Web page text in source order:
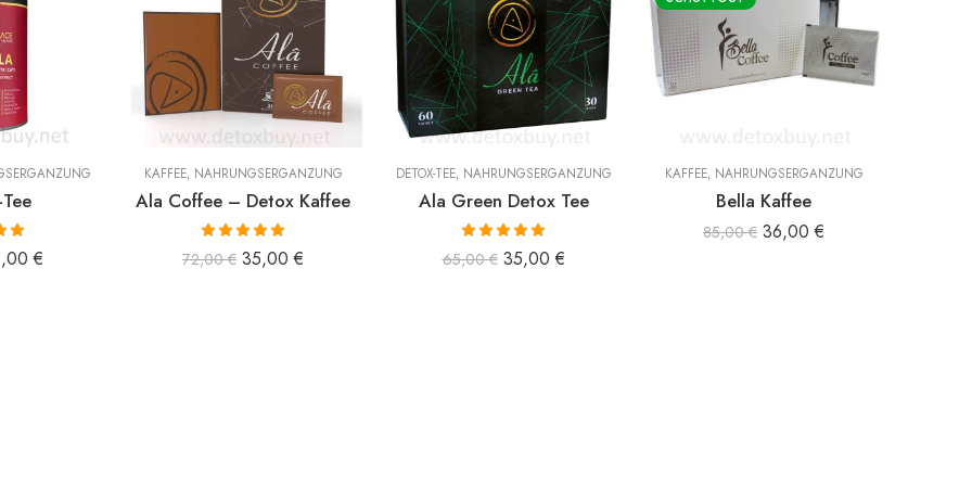
mit
5 €
KAFFEE, NAHRUNGSERGÄNZUNG
Ala Coffee – Detox Kaffee
Bewertet mit
5.00 von 5
72,00€ 35,00 €
DETOX-TEE, NAHRUNGSERGÄNZUNG
Ala Green Detox Tee
Bewertet mit
5.00 von 5
65,00€ 35,00 €
KAFFEE, NAHRUNGSERGÄNZUNG
Bella Kaffee
85,00€ 36,00 €